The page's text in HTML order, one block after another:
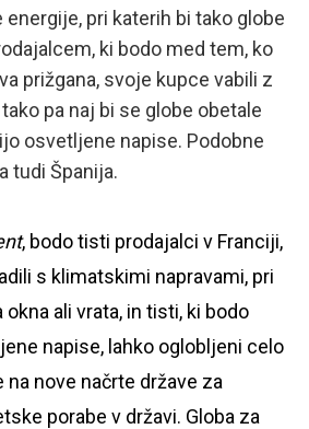
pri katerih bi tako globe
ki bodo med tem, ko
prižgana, svoje kupce vabili z
pa naj bi se globe obetale
osvetljene napise. Podobne
tudi Španija.
, bodo tisti prodajalci v Franciji,
s klimatskimi napravami, pri
ali vrata, in tisti, ki bodo
napise, lahko oglobljeni celo
nove načrte države za
porabe v državi. Globa za